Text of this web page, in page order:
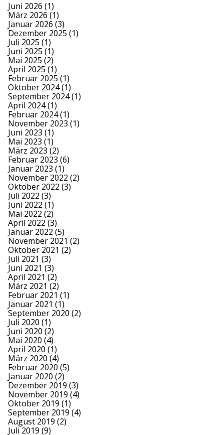
Juni 2026 (1)
März 2026 (1)
Januar 2026 (3)
Dezember 2025 (1)
Juli 2025 (1)
Juni 2025 (1)
Mai 2025 (2)
April 2025 (1)
Februar 2025 (1)
Oktober 2024(1)
September 2024(1)
April 2024(1)
Februar 2024(1)
November 2023 (1)
Juni 2023 (1)
Mai 2023 (1)
März 2023 (2)
Februar 2023 (6)
Januar 2023 (1)
November 2022 (2)
Oktober 2022 (3)
Juli 2022 (3)
Juni 2022 (1)
Mai 2022 (2)
April 2022 (3)
Januar 2022 (5)
November 2021 (2)
Oktober 2021 (2)
Juli 2021 (3)
Juni 2021 (3)
April 2021 (2)
März 2021 (2)
Februar 2021 (1)
Januar 2021 (1)
September 2020 (2)
Juli 2020 (1)
Juni 2020 (2)
Mai 2020 (4)
April 2020 (1)
März 2020 (4)
Februar 2020 (5)
Januar 2020 (2)
Dezember 2019 (3)
November 2019 (4)
Oktober 2019 (1)
September 2019 (4)
August 2019 (2)
Juli 2019 (9)